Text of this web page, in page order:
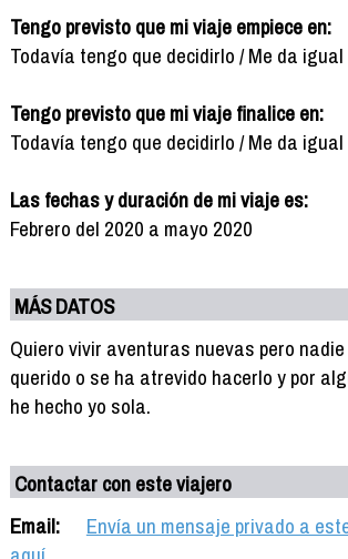
Tengo previsto que mi viaje empiece en:
Todavía tengo que decidirlo / Me da igual
Tengo previsto que mi viaje finalice en:
Todavía tengo que decidirlo / Me da igual
Las fechas y duración de mi viaje es:
Febrero del 2020 a mayo 2020
MÁS DATOS
Quiero vivir aventuras nuevas pero
querido o se ha atrevido hacerlo y por
he hecho yo sola.
Contactar con este viajero
Email:
Envía un mensaje privado a